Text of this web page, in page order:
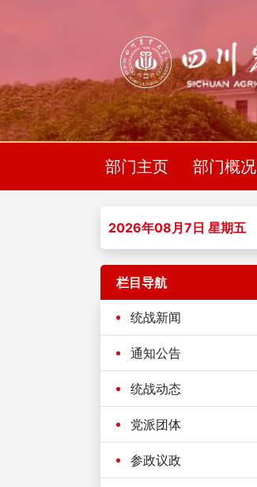
部门主页 部门概况
2026年08月7日 星期五
栏目导航
统战新闻
通知公告
统战动态
党派团体
参政议政